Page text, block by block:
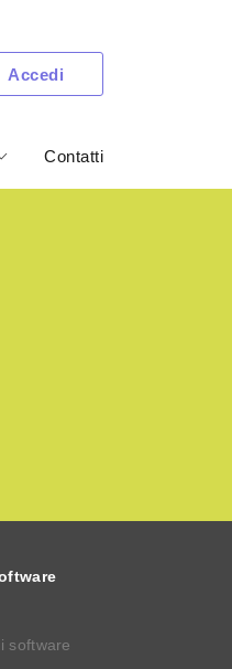
Accedi
Contatti
software